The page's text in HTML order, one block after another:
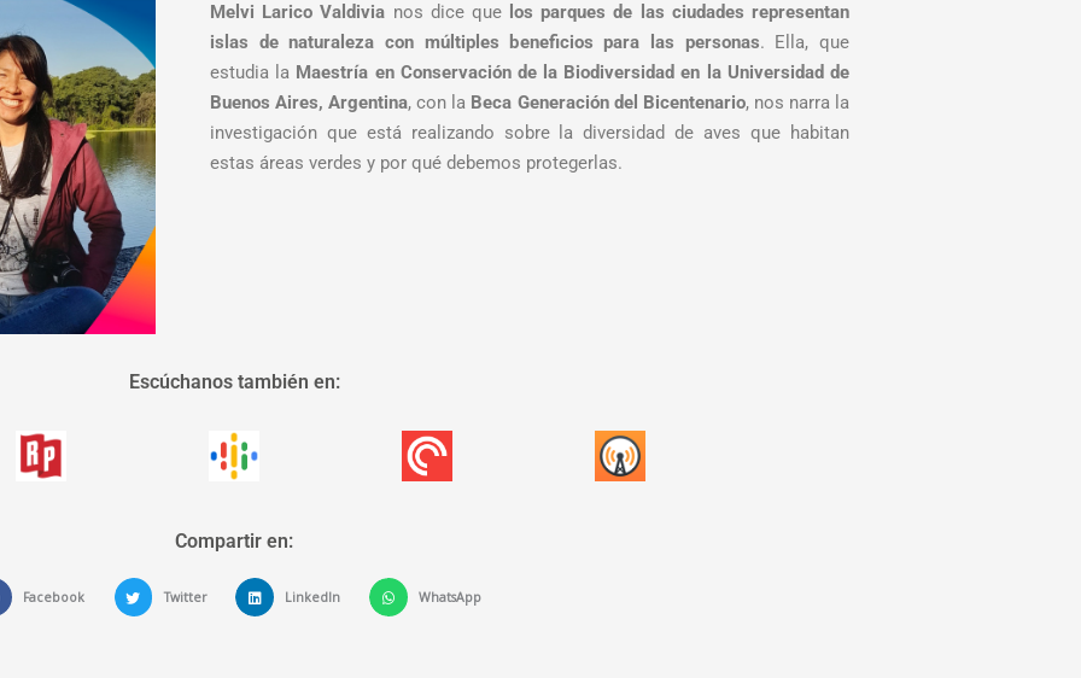
Melvi Larico Valdivia nos dice que los parques de las ciudades representan
islas de naturaleza con múltiples beneficios para las personas. Ella, que
estudia la Maestría en Conservación de la Biodiversidad en la Universidad de
Buenos Aires, Argentina, con la Beca Generación del Bicentenario, nos narra la
investigación que está realizando sobre la diversidad de aves que habitan
estas áreas verdes y por qué debemos protegerlas.
Escúchanos también en:
Compartir en:
Facebook Twitter LinkedIn WhatsApp